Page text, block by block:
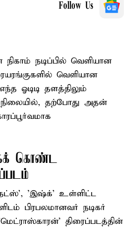
Follow Us
நடிப்பில் வெளியான
வெளியான
ஓடிடி தளத்திலும்
தற்போது அதன்
கொண்ட
'இஷ்க்' உள்ளிட்ட
பிரபலமானவர் நடிகர்
திரைப்படத்தின்